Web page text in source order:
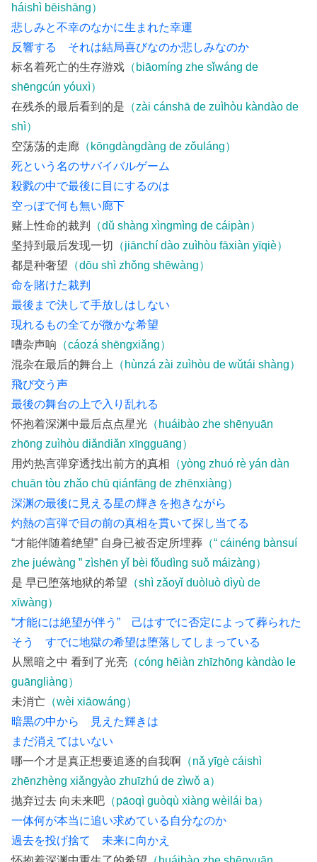
háishì bēishāng）
悲しみと不幸のなかに生まれた幸運
反響する それは結局喜びなのか悲しみなのか
标名着死亡的生存游戏 （biāomíng zhe sǐwáng de
shēngcún yóuxì）
在残杀的最后看到的是 （zài cánshā de zuìhòu kàndào de
shì）
空荡荡的走廊 （kōngdàngdàng de zǒuláng）
死という名のサバイバルゲーム
殺戮の中で最後に目にするのは
空っぽで何も無い廊下
赌上性命的裁判 （dǔ shàng xìngmìng de cáipàn）
坚持到最后发现一切 （jiānchí dào zuìhòu fāxiàn yīqiè）
都是种奢望 （dōu shì zhǒng shēwàng）
命を賭けた裁判
最後まで決して手放しはしない
現れるもの全てが微かな希望
嘈杂声响 （cáozá shēngxiǎng）
混杂在最后的舞台上
（hùnzá zài zuìhòu de wǔtái shàng）
飛び交う声
最後の舞台の上で入り乱れる
怀抱着深渊中最后点点星光 （huáibào zhe shēnyuān
zhōng zuìhòu diǎndiǎn xīngguāng）
用灼热言弹穿透找出前方的真相 （yòng zhuó rè yán dàn
chuān tòu zhǎo chū qiánfāng de zhēnxiàng）
深渊の最後に見える星の輝きを抱きながら
灼熱の言弾で目の前の真相を貫いて探し当てる
“才能伴随着绝望” 自身已被否定所埋葬 （“ cáinéng bànsuí
zhe juéwàng ” zìshēn yǐ bèi fǒudìng suǒ máizàng）
是 早已堕落地狱的希望 （shì zǎoyǐ duòluò dìyù de
xīwàng）
“才能には絶望が伴う” 己はすでに否定によって葬られた
そう すでに地獄の希望は堕落してしまっている
从黑暗之中 看到了光亮 （cóng hēiàn zhīzhōng kàndào le
guāngliàng）
未消亡 （wèi xiāowáng）
暗黒の中から 見えた輝きは
まだ消えてはいない
哪一个才是真正想要追逐的自我啊 （nǎ yīgè cáishì
zhēnzhèng xiǎngyào zhuīzhú de zìwǒ a）
抛弃过去 向未来吧 （pāoqì guòqù xiàng wèilái ba）
一体何が本当に追い求めている自分なのか
過去を投げ捨て 未来に向かえ